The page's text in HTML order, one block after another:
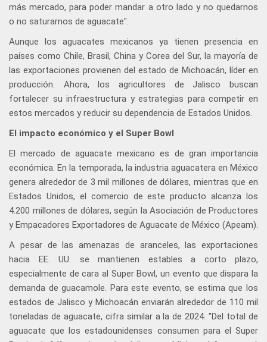
más mercado, para poder mandar a otro lado y no quedarnos
o no saturarnos de aguacate".
Aunque los aguacates mexicanos ya tienen presencia en
países como Chile, Brasil, China y Corea del Sur, la mayoría de
las exportaciones provienen del estado de Michoacán, líder en
producción. Ahora, los agricultores de Jalisco buscan
fortalecer su infraestructura y estrategias para competir en
estos mercados y reducir su dependencia de Estados Unidos.
El impacto económico y el Super Bowl
El mercado de aguacate mexicano es de gran importancia
económica. En la temporada, la industria aguacatera en México
genera alrededor de 3 mil millones de dólares, mientras que en
Estados Unidos, el comercio de este producto alcanza los
4.200 millones de dólares, según la Asociación de Productores
y Empacadores Exportadores de Aguacate de México (Apeam).
A pesar de las amenazas de aranceles, las exportaciones
hacia EE. UU. se mantienen estables a corto plazo,
especialmente de cara al Super Bowl, un evento que dispara la
demanda de guacamole. Para este evento, se estima que los
estados de Jalisco y Michoacán enviarán alrededor de 110 mil
toneladas de aguacate, cifra similar a la de 2024. "Del total de
aguacate que los estadounidenses consumen para el Super